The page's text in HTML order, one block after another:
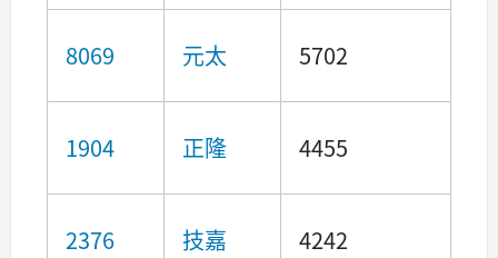
8069 元太 5702
1904 正隆 4455
2376 技嘉 4242